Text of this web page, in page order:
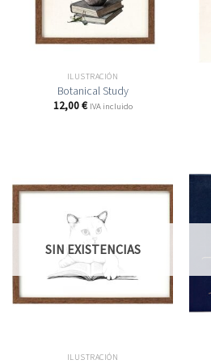
ILUSTRACIÓN
Botanical Study
12,00€ IVA incluido
SIN EXISTENCIAS
ILUSTRACIÓN